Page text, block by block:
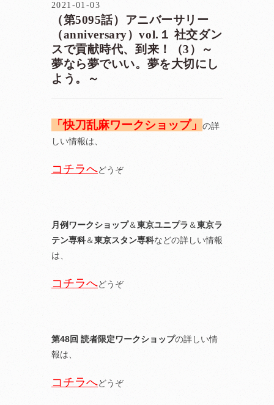
2021-01-03
（第5095話）アニバーサリー
（anniversary）vol.１ 社交ダン
スで貢献時代、到来！（3）～
夢なら夢でいい。夢を大切にし
よう。～
「快刀乱麻ワークショップ」
の詳
しい情報は、
コチラへどうぞ
月例ワークショップ＆東京ユニプラ ＆東京ラ
テン専科＆東京スタン専科などの詳しい情報
は、
コチラへどうぞ
第48回 読者限定ワークショップの詳しい情
報は、
コチラへどうぞ